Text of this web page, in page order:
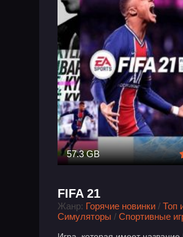
57.3 GB
FIFA 21
Жанр: Горячие новинки / Топ
Симуляторы / Спортивные